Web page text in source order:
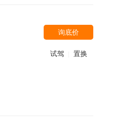
询底价
试驾 置换